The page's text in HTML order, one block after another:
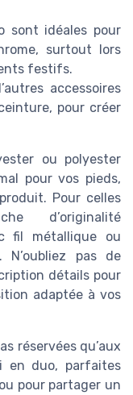
sont idéales pour
surtout lors
festifs.
accessoires
pour créer
ou polyester
pour vos pieds,
Pour celles
d’originalité
fil métallique ou
pas de
détails pour
adaptée à vos
réservées qu’aux
en duo, parfaites
pour partager un